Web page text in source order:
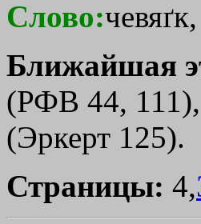
Слово:чевяґк,
Ближайшая
(РФВ 44,
(Эркерт 125).
Страницы: 4,